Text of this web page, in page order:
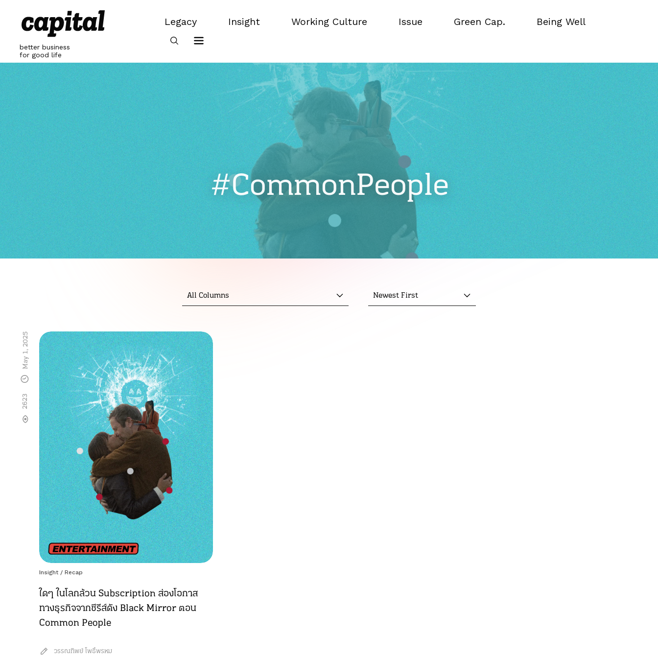
content
better business
for good life
Legacy
Legacy
Insight
Working Culture
Issue
Green Cap.
Being Well
#CommonPeople
All Columns Newest First
Insight / Recap
ใดๆ ในโลกล้วน Subscription ส่องโอกาส
ทางธุรกิจจากซีรีส์ดัง Black Mirror ตอน
Common People
วรรณทิพย์ โพธิ์พรหม
2623
May 1, 2025